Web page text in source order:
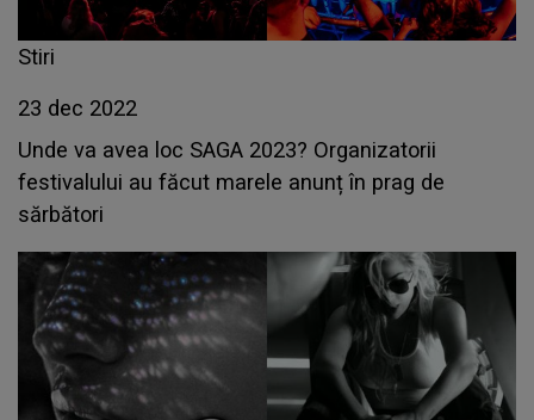
Stiri
23 dec 2022
Unde va avea loc SAGA 2023? Organizatorii
festivalului au făcut marele anunț în prag de
sărbători